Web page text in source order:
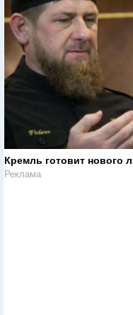
Кремль готовит нового
Реклама